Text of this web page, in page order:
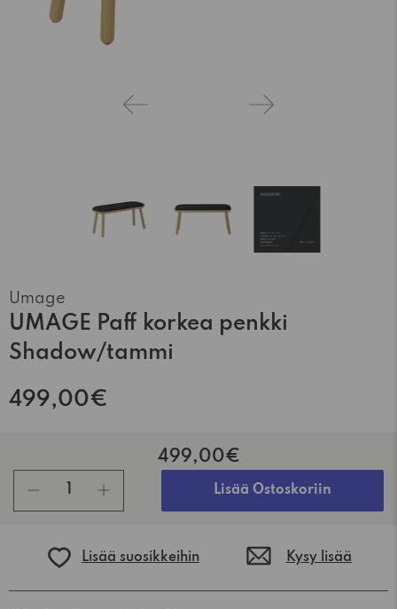
Umage
UMAGE Paff korkea penkki
Shadow/tammi
499,00€
499,00€
Lisää Ostoskoriin
Lisää suosikkeihin Kysy lisää